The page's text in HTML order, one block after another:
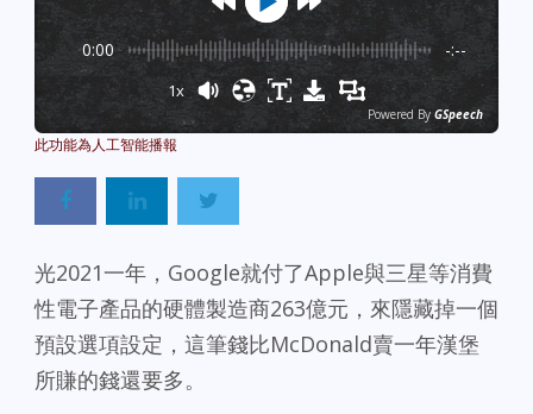
0:00 -:--
1x
Powered By GSpeech
光2021一年，Google就付了Apple與三星等消費
性電子產品的硬體製造商263億元，來隱藏掉一個
預設選項設定，這筆錢比McDonald賣一年漢堡
所賺的錢還要多。